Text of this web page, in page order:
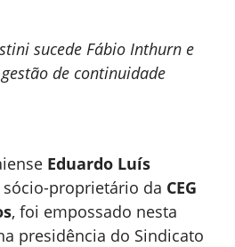
sucede Fábio Inthurn e
de continuidade
Eduardo Luís
sócio-proprietário da CEG
, foi empossado nesta
presidência do Sindicato